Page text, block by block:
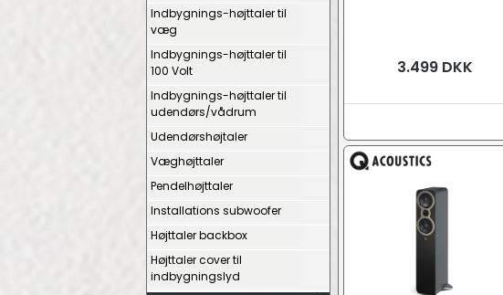
Indbygnings-højttaler til
væg
Indbygnings-højttaler til
100 Volt
Indbygnings-højttaler til
udendørs/vådrum
Udendørshøjtaler
Væghøjttaler
Pendelhøjttaler
Installations subwoofer
Højttaler backbox
Højttaler cover til
indbygningslyd
3.499 DKK